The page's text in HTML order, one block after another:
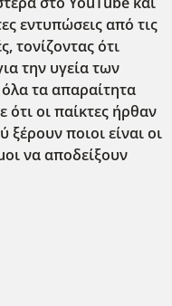
εντυπώσεις από τις
τονίζοντας ότι
την υγεία των
τα απαραίτητα
οι παίκτες ήρθαν
ποιοι είναι οι
να αποδείξουν